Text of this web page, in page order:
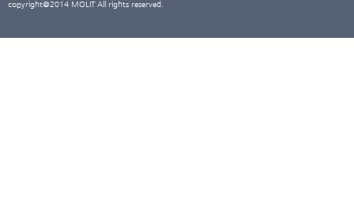
copyright@2014 MOLIT All rights reserved.